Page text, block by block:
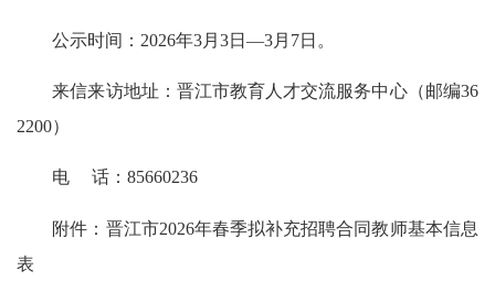
公示时间：2026年3月3日—3月7日。
来信来访地址：晋江市教育人才交流服务中心（邮编36
2200）
电 话：85660236
附件：晋江市2026年春季拟补充招聘合同教师基本信息
表